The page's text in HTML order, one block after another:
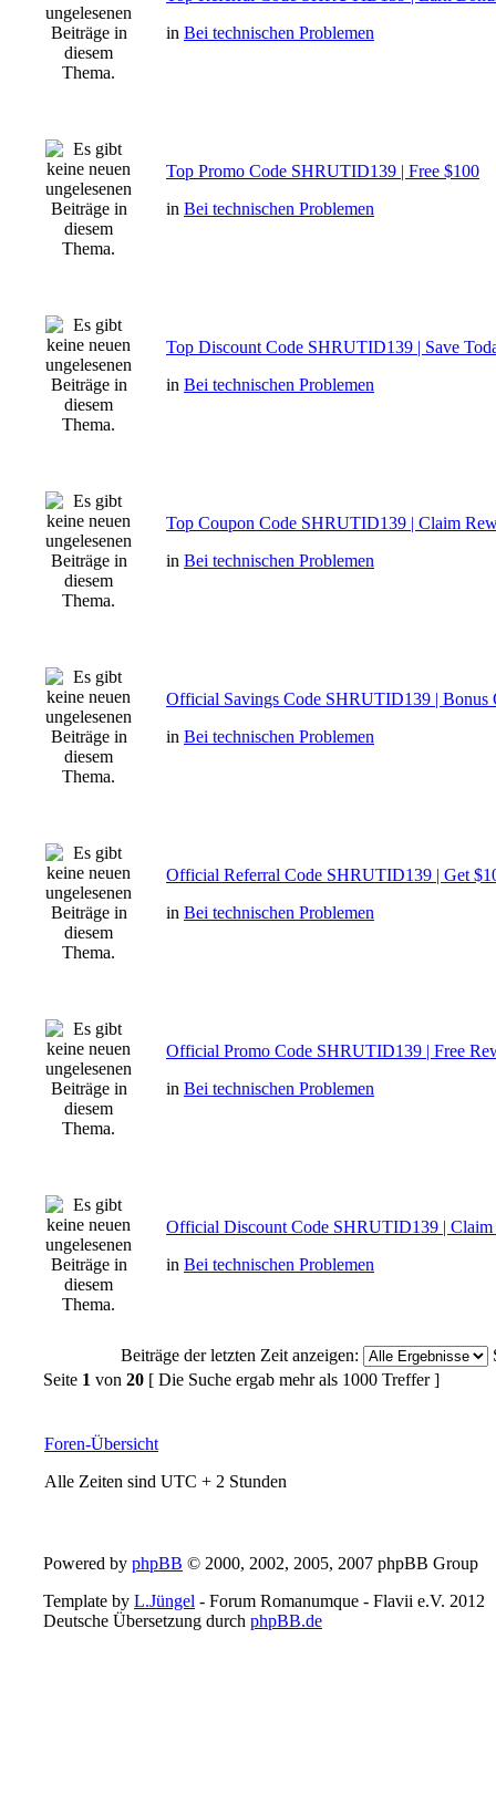
in Bei technischen Problemen
Top Promo Code SHRUTID139 | Free $100
in Bei technischen Problemen
Top Discount Code SHRUTID139 | Save
in Bei technischen Problemen
Top Coupon Code SHRUTID139 | Claim
in Bei technischen Problemen
Official Savings Code SHRUTID139 | Bonus
in Bei technischen Problemen
Official Referral Code SHRUTID139 | Get
in Bei technischen Problemen
Official Promo Code SHRUTID139 | Free
in Bei technischen Problemen
Official Discount Code SHRUTID139 |
in Bei technischen Problemen
Beiträge der letzten Zeit anzeigen:
Seite 1 von 20 [ Die Suche ergab mehr als 1000 Treffer ]
Foren-Übersicht
Alle Zeiten sind UTC + 2 Stunden
Powered by phpBB © 2000, 2002, 2005, 2007 phpBB Group
Template by L.Jüngel - Forum Romanumque - Flavii e.V. 2012
Deutsche Übersetzung durch phpBB.de